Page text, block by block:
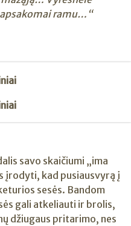
ramu…“
savo skaičiumi „ima
įrodyti, kad pusiausvyrą į
sesės. Bandom
gali atkeliauti ir brolis,
džiugaus pritarimo, nes